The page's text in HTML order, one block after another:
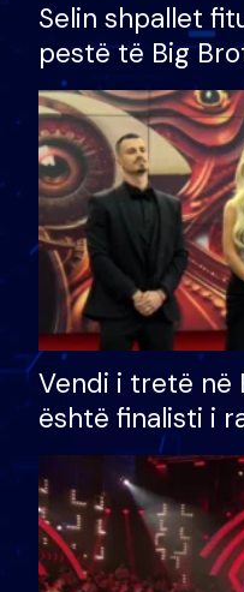
Selin shpallet
pestë të Big
çmimin e madh
Vendi i tretë në
është finalisti i